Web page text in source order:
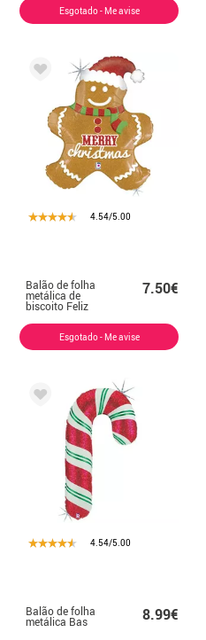
Esgotado - Me avise
4.54/5.00
Balão de folha
metálica de
biscoito Feliz
7.50€
Esgotado - Me avise
4.54/5.00
Balão de folha
metálica Bas 8.99€